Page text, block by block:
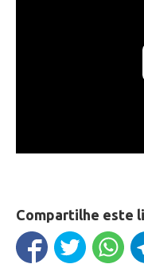
Compartilhe este